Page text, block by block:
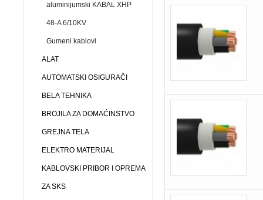
aluminijumski KABAL XHP
48-A 6/10KV
Gumeni kablovi
ALAT
AUTOMATSKI OSIGURAČI
BELA TEHNIKA
BROJILA ZA DOMAĆINSTVO
GREJNA TELA
ELEKTRO MATERIJAL
KABLOVSKI PRIBOR I OPREMA
ZA SKS